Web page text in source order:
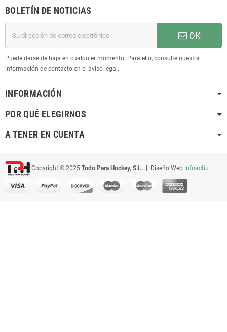
BOLETÍN DE NOTICIAS
OK
Puede darse de baja en cualquier momento. Para ello, consulte nuestra
información de contacto en el aviso legal.
INFORMACIÓN
POR QUÉ ELEGIRNOS
A TENER EN CUENTA
Copyright © 2025 Todo Para Hockey, S.L. | Diseño Web Infoactiu